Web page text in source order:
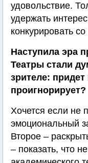
удовольствие.
удержать
конкурировать
Наступила эра
Театры стали
зрителе: придет
проигнорирует?
Хочется если не
эмоциональный
Второе –
– показать, что